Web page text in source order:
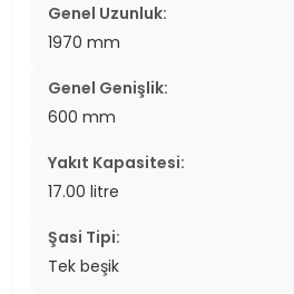
Genel Uzunluk:
1970 mm
Genel Genişlik:
600 mm
Yakıt Kapasitesi:
17.00 litre
Şasi Tipi:
Tek beşik